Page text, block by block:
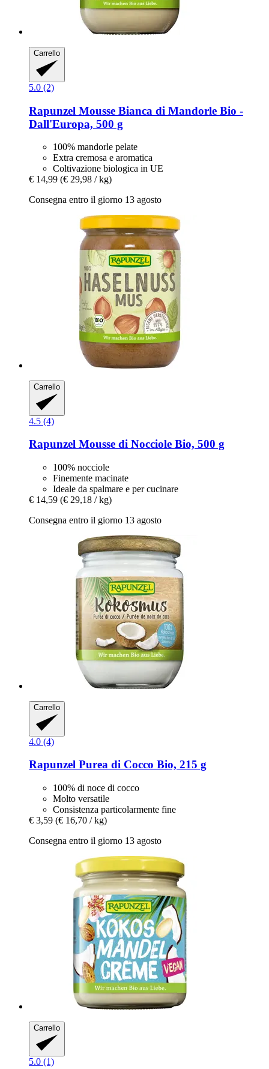
Carrello
5.0 (2)
Rapunzel Mousse Bianca di Mandorle Bio -​
Dall'Europa, 500 g
100% mandorle pelate
Extra cremosa e aromatica
Coltivazione biologica in UE
€ 14,99 (€ 29,98 / kg)
Consegna entro il giorno 13 agosto
Carrello
4.5 (4)
Rapunzel Mousse di Nocciole Bio, 500 g
100% nocciole
Finemente macinate
Ideale da spalmare e per cucinare
€ 14,59 (€ 29,18 / kg)
Consegna entro il giorno 13 agosto
Carrello
4.0 (4)
Rapunzel Purea di Cocco Bio, 215 g
100% di noce di cocco
Molto versatile
Consistenza particolarmente fine
€ 3,59 (€ 16,70 / kg)
Consegna entro il giorno 13 agosto
Carrello
5.0 (1)